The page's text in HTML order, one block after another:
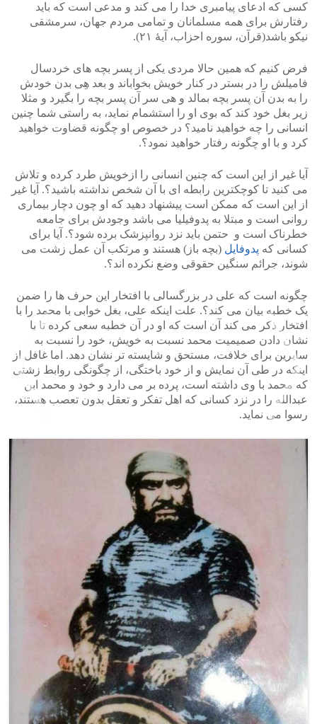
کسی که ادعای پیامبری خدا را می کند و مدعی است که باید
رفتارش برای همه مسلمانان و تمامی مردم جهان، سرمشقی
نیکو باشد(قرآن، سوره احزاب، آیۀ ۲۱).
فرض کنیم که همین حالا مردی یکی از پسر بچه های خردسال
فامیلش را در بستر در کنار خویش بخواباند و بعد هِی بدن خودش
را به بدن آن پسر بچه بمالد و هی سر آن پسر بچه را بگیرد و مثلا
زیر بغل خود کند که بوی او را استشمام نماید، به راستی شما چنین
انسانی را چه خواهید نامید؟ در خصوص او چگونه قضاوت خواهید
کرد و با او چگونه رفتار خواهید نمود؟.
آیا غیر از این است که چنین انسانی را ازخویش طرد کرده و تلاش
می کنید تا کوچکترین رابطه ای با آن شخص نداشته باشید؟. آیا غیر
از این است که ممکن است پیشنهاد دهید که او چون دچار بیماری
روانی است و مبتلا به پدوفیلیا می باشد وجودش برای جامعه
خطرناک است و حتمن باید نزد روانپزشک برده شود؟. آیا برای
کسانی که پدوفایل (بچه باز) هستند و مرتکب آن عمل زشت می
شوند، جرائم سنگین حقوقی وضع نکرده اند؟.
چگونه است که علی در بزرگسالی با افتخار این حرف ها را ضمن
یک خطبه بیان می کند؟. علت اینکه علی، بغل خوابی با محمد را با
افتخار ذکر می کند آن است که او در آن خطبه سعی کرده تا با
نشان دادن صمیمیت محمد نسبت به خویش، خود را نسبت به
سایرین برای خلافت، مستحق و شایسته تر نشان دهد. اما غافل از
اینکه در طی آن نمایش و از خود باختگی، از چگونگی روابط زشتی
که محمد با وی داشته است، پرده بر می دارد و خود و محمد ابن
عبدالله را در نزد کسانی که اهل تفکر و تعقل بدون تعصب هستند،
رسوا می نماید.